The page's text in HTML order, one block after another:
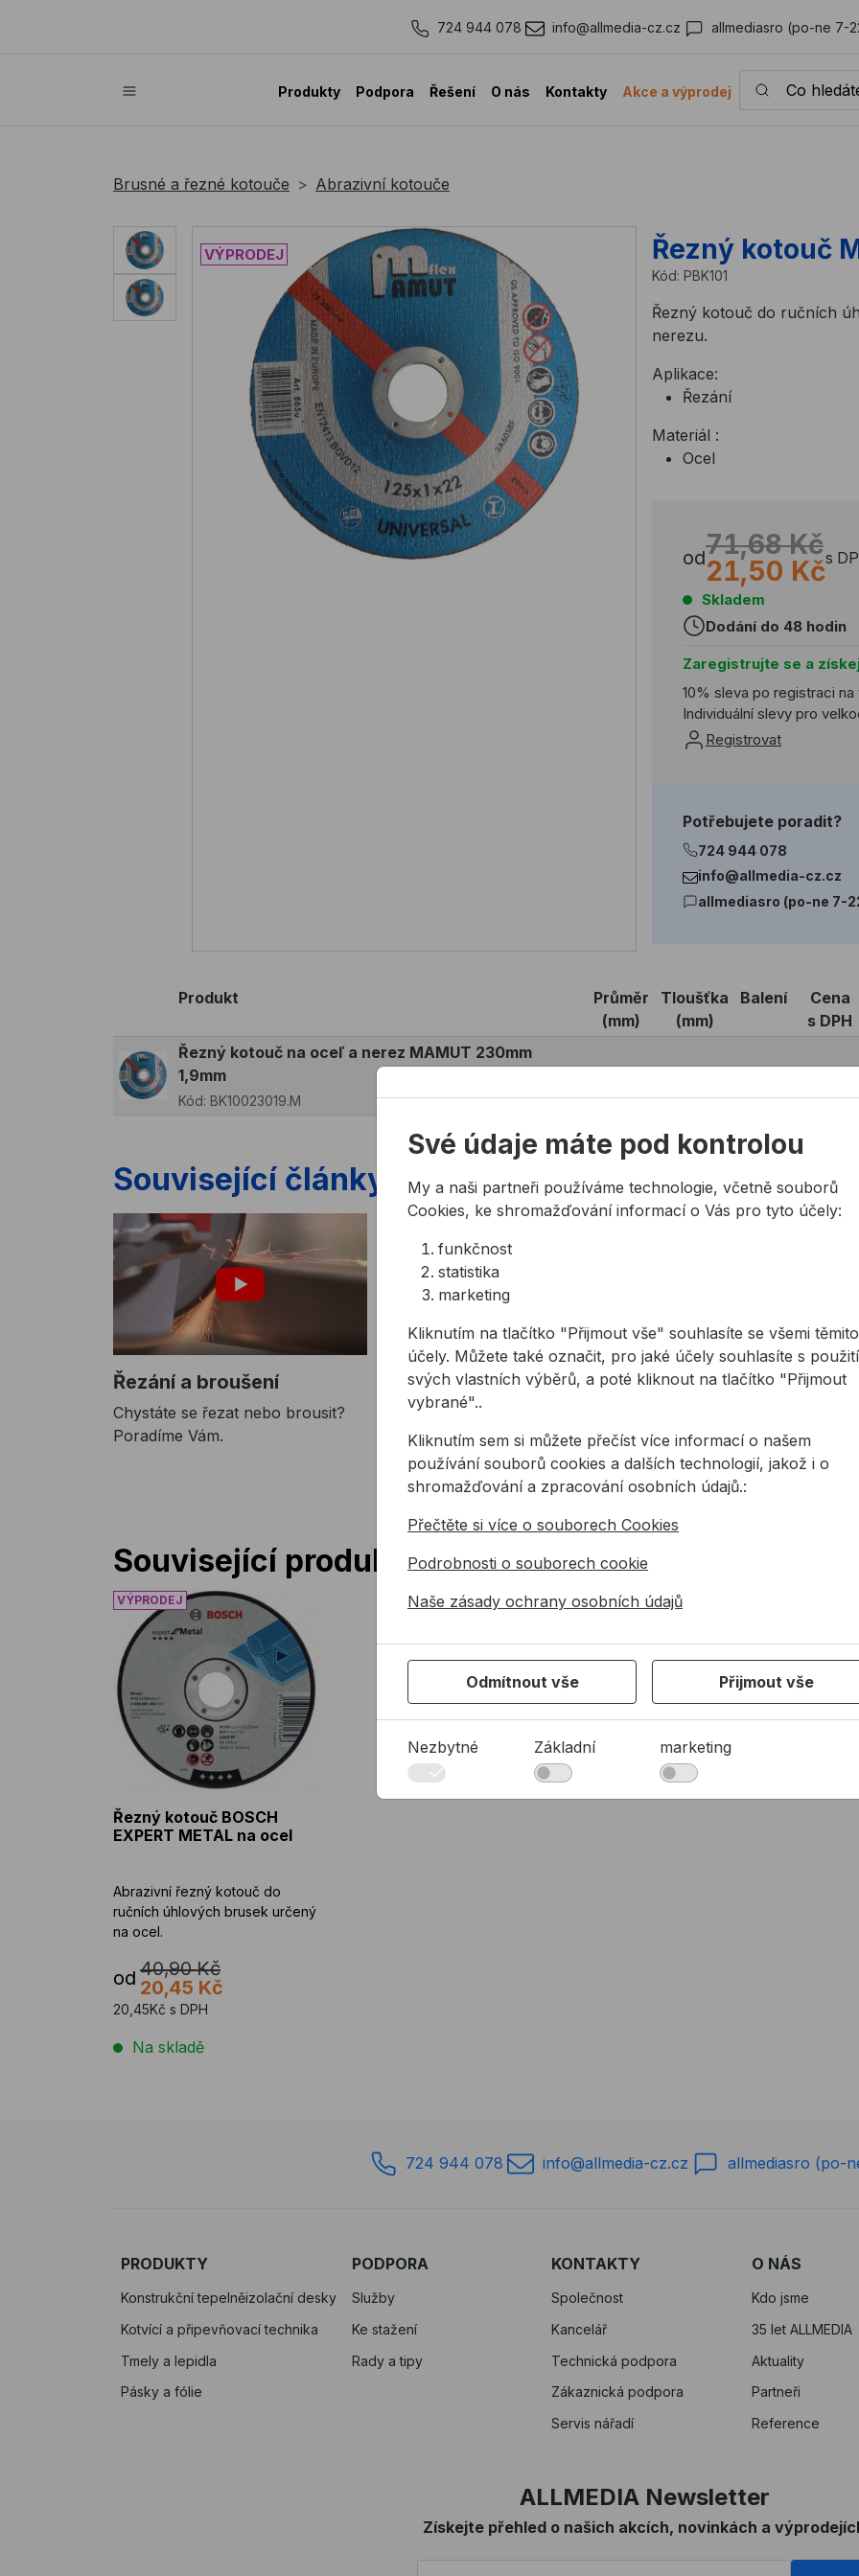
724 944 078 info@allmedia-cz.cz allmediasro (po-ne 7-
Produkty Podpora Řešení O nás Kontakty Akce a výprodej
Co hledáte?
Brusné a řezné kotouče Abrazivní kotouče
Řezný kotouč
Kód: PBK101
Řezný kotouč do ručních
nerezu.
Aplikace:
Řezání
Materiál :
Ocel
od71,68 Kč
21,50 Kčs
Skladem
Dodání do 48 hodin
Zaregistrujte se a
10% sleva po registraci
Individuální slevy pro
Registrovat
Potřebujete poradit?
724 944 078
info@allmedia-cz.cz
allmediasro (po-ne 7-
Produkt
Průměr
(mm)
Tloušťka
(mm)
Balení
Cena
s DPH
Řezný kotouč na oceľ a nerez MAMUT 230mm
1,9mm
Kód: BK10023019.M
Související články
Řezání a broušení
Chystáte se řezat nebo brousit?
Poradíme Vám.
Související produkty
Řezný kotouč BOSCH EXPERT METAL na ocel
Řezný kotouč BOSCH
EXPERT METAL na ocel
Abrazivní řezný kotouč do
ručních úhlových brusek určený
na ocel.
od 40,90 Kč
20,45 Kč
20,45Kč s DPH
Na skladě
724 944 078 info@allmedia-cz.cz allmediasro (po-
PRODUKTY
Konstrukční tepelněizolační desky
Kotvící a připevňovací technika
Tmely a lepidla
Pásky a fólie
PODPORA
Služby
Ke stažení
Rady a tipy
KONTAKTY
Společnost
Kancelář
Technická podpora
Zákaznická podpora
Servis nářadí
O NÁS
Kdo jsme
35 let ALLMEDIA
Aktuality
Partneři
Reference
ALLMEDIA Newsletter
Získejte přehled o našich akcích, novinkách a
Své údaje máte pod kontrolou
My a naši partneři používáme technologie, včetně souborů
Cookies, ke shromažďování informací o Vás pro tyto účely:
funkčnost
statistika
marketing
Kliknutím na tlačítko "Přijmout vše" souhlasíte se všemi těmito
účely. Můžete také označit, pro jaké účely souhlasíte s
svých vlastních výběrů, a poté kliknout na tlačítko "Přijmout
vybrané"..
Kliknutím sem si můžete přečíst více informací o našem
používání souborů cookies a dalších technologií, jakož i o
shromažďování a zpracování osobních údajů.:
Přečtěte si více o souborech Cookies
Podrobnosti o souborech cookie
Naše zásady ochrany osobních údajů
Odmítnout vše Přijmout vše
Nezbytné Základní marketing